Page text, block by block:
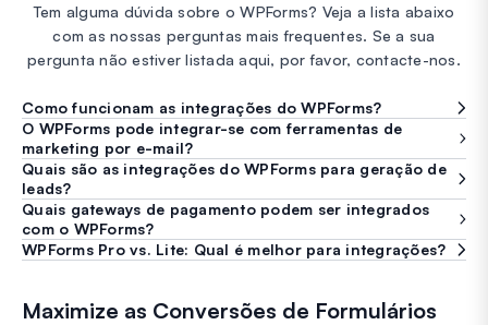
Tem alguma dúvida sobre o WPForms? Veja a lista abaixo
com as nossas perguntas mais frequentes. Se a sua
pergunta não estiver listada aqui, por favor, contacte-nos.
Como funcionam as integrações do WPForms?
O WPForms pode integrar-se com ferramentas de
marketing por e-mail?
Quais são as integrações do WPForms para geração de
leads?
Quais gateways de pagamento podem ser integrados
com o WPForms?
WPForms Pro vs. Lite: Qual é melhor para integrações?
Maximize as Conversões de Formulários